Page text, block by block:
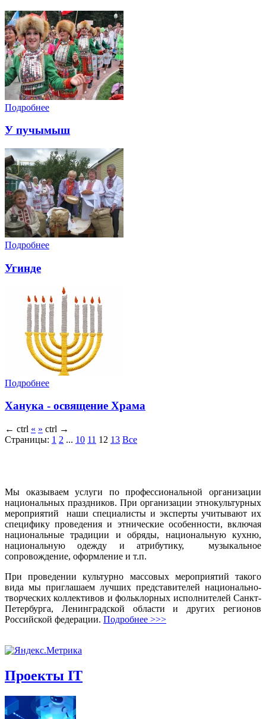
Подробнее
У пучымыш
Подробнее
Угинде
Подробнее
Ханука - освящение Храма
← ctrl « » ctrl →
Страницы: 1 2 ... 10 11 12 13 Все
Мы оказываем услуги по профессиональной организации
национальных праздников. При организации этнокультурных
мероприятий наши специалисты и эксперты учитывают их
специфику проведения и этнические особенности, включая
национальные традиции и обряды, национальную кухню,
национальную одежду и атрибутику, музыкальное
сопровождение, оформление и т.п.
При проведении культурно массовых мероприятий такого
вида мы приглашаем лучших представителей национально-
творческих коллективов и фольклорных исполнителей Санкт-
Петербурга, Ленинградской области и других регионов
Российской федерации. Подробнее >>>
Проекты IT